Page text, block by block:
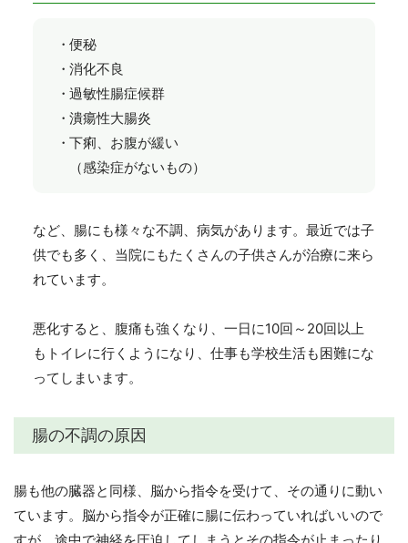
便秘
消化不良
過敏性腸症候群
潰瘍性大腸炎
下痢、お腹が緩い
（感染症がないもの）
など、腸にも様々な不調、病気があります。最近では子
供でも多く、当院にもたくさんの子供さんが治療に来ら
れています。
悪化すると、腹痛も強くなり、一日に10回～20回以上
もトイレに行くようになり、仕事も学校生活も困難にな
ってしまいます。
腸の不調の原因
腸も他の臓器と同様、脳から指令を受けて、その通りに動い
ています。脳から指令が正確に腸に伝わっていればいいので